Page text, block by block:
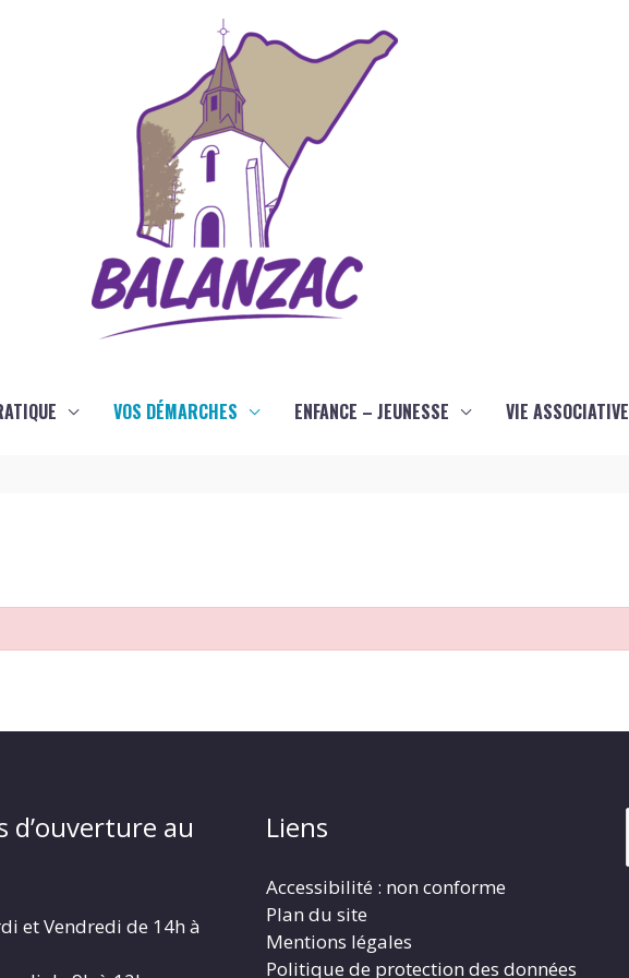
VOS DÉMARCHES ENFANCE – JEUNESSE VIE ASSOCIATIVE
d’ouverture au
et Vendredi de 14h à
Liens
Accessibilité : non conforme
Plan du site
Mentions légales
Politique de protection des données